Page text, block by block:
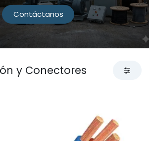
Contáctanos
y Conectores